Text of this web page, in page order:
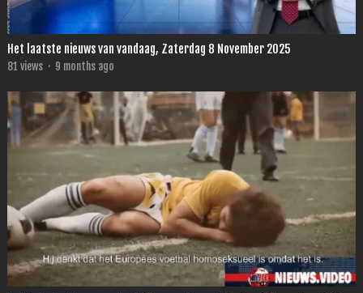
Het laatste nieuws van vandaag, Zaterdag 8 November 2025
81 views · 9 months ago